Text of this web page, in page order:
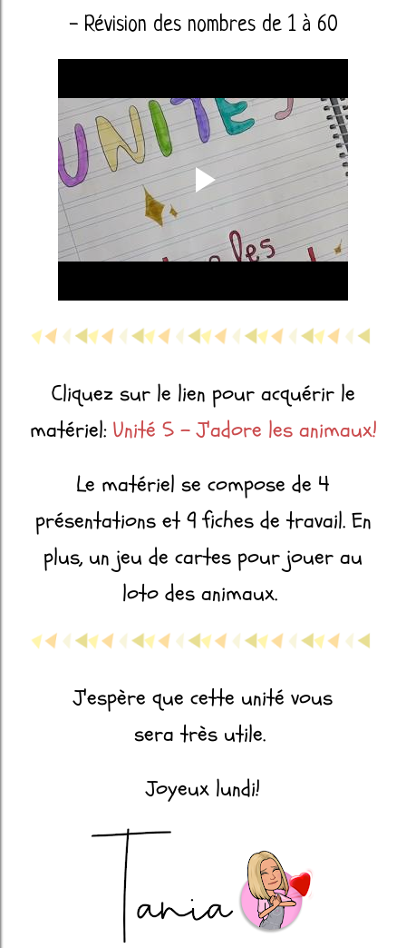
- Révision des nombres de 1 à 60
Cliquez sur le lien pour acquérir le
matériel: Unité 5 - J'adore les animaux!
Le matériel se compose de 4
présentations et 9 fiches de travail. En
plus, un jeu de cartes pour jouer au
loto des animaux.
J'espère que cette unité vous
sera très utile.
Joyeux lundi!